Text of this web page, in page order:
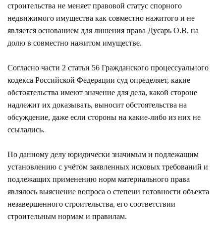
строительства не меняет правовой статус спорного
недвижимого имущества как совместно нажитого и не
является основанием для лишения права Дусарь О.В. на
долю в совместно нажитом имуществе.
Согласно части 2 статьи 56 Гражданского процессуального
кодекса Российской Федерации суд определяет, какие
обстоятельства имеют значение для дела, какой стороне
надлежит их доказывать, выносит обстоятельства на
обсуждение, даже если стороны на какие-либо из них не
ссылались.
По данному делу юридически значимым и подлежащим
установлению с учётом заявленных исковых требований и
подлежащих применению норм материального права
являлось выяснение вопроса о степени готовности объекта
незавершенного строительства, его соответствии
строительным нормам и правилам.